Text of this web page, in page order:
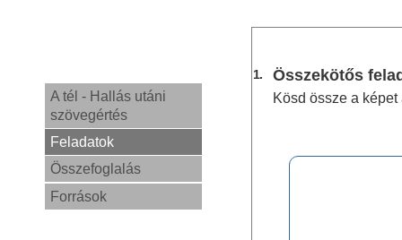
A tél - Hallás utáni
szövegértés
Feladatok
Összefoglalás
Források
1. Összekötős
Kösd össze a